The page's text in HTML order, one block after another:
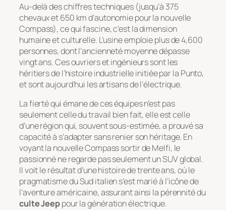
Au-delà des chiffres techniques (jusqu’à 375
chevaux et 650 km d’autonomie pour la nouvelle
Compass), ce qui fascine, c’est la dimension
humaine et culturelle. L’usine emploie plus de 4,600
personnes, dont l’ancienneté moyenne dépasse
vingt ans. Ces ouvriers et ingénieurs sont les
héritiers de l’histoire industrielle initiée par la Punto,
et sont aujourd’hui les artisans de l’électrique.
La fierté qui émane de ces équipes n’est pas
seulement celle du travail bien fait, elle est celle
d’une région qui, souvent sous-estimée, a prouvé sa
capacité à s’adapter sans renier son héritage. En
voyant la nouvelle Compass sortir de Melfi, le
passionné ne regarde pas seulement un SUV global.
Il voit le résultat d’une histoire de trente ans, où le
pragmatisme du Sud italien s’est marié à l’icône de
l’aventure américaine, assurant ainsi la pérennité du
culte Jeeppour la génération électrique.